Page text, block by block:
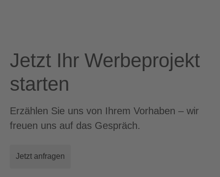
Jetzt Ihr Werbeprojekt
starten
Erzählen Sie uns von Ihrem Vorhaben – wir
freuen uns auf das Gespräch.
Jetzt anfragen